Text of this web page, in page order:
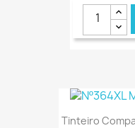
Tinteiro